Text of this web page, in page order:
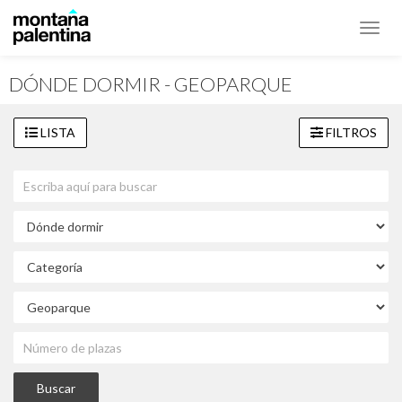
DÓNDE DORMIR - GEOPARQUE
LISTA FILTROS